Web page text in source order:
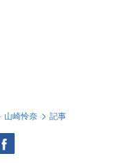
山崎怜奈 記事